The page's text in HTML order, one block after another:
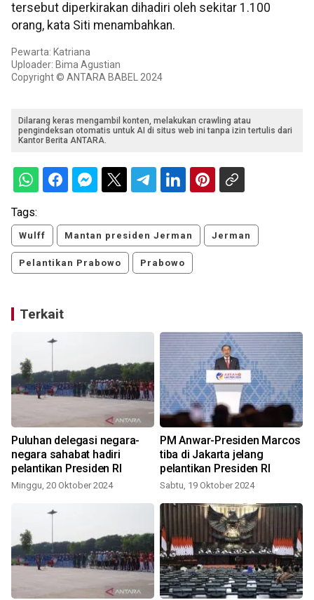
tersebut diperkirakan dihadiri oleh sekitar 1.100
orang, kata Siti menambahkan.
Pewarta: Katriana
Uploader: Bima Agustian
Copyright © ANTARA BABEL 2024
Dilarang keras mengambil konten, melakukan crawling atau
pengindeksan otomatis untuk AI di situs web ini tanpa izin tertulis dari
Kantor Berita ANTARA.
Tags:
Wulff Mantan presiden Jerman Jerman
Pelantikan Prabowo Prabowo
Terkait
Puluhan delegasi negara-
negara sahabat hadiri
pelantikan Presiden RI
Minggu, 20 Oktober 2024
PM Anwar-Presiden Marcos
tiba di Jakarta jelang
pelantikan Presiden RI
Sabtu, 19 Oktober 2024